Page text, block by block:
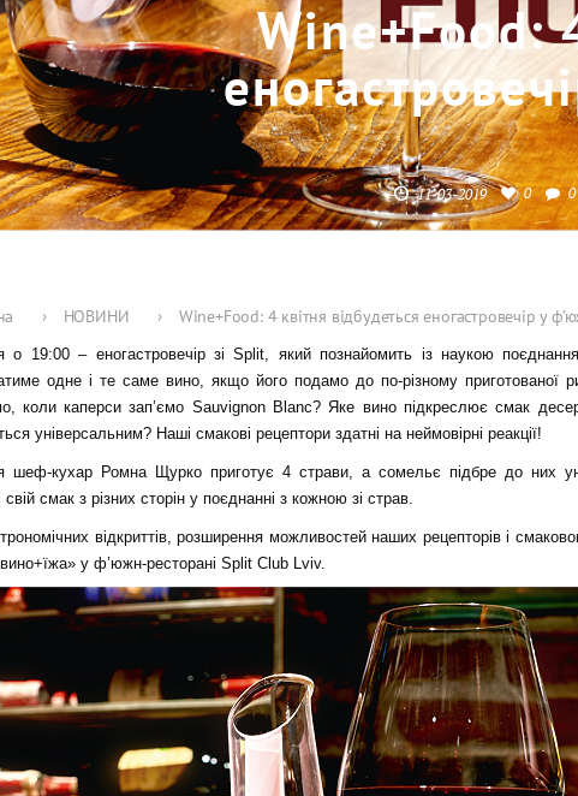
Wine+Food:
11-03-2019 0 0
› НОВИНИ › Wine+Food: 4 квітня відбудеться еногастровечір у
о 19:00 – еногастровечір зі Split, який познайомить із наукою
одне і те саме вино, якщо його подамо до по-різному приготованої
коли каперси зап’ємо Sauvignon Blanc? Яке вино підкреслює смак
універсальним? Наші смакові рецептори здатні на неймовірні реакції!
шеф-кухар Ромна Щурко приготує 4 страви, а сомельє підбре до них
свій смак з різних сторін у поєднанні з кожною зі страв.
відкриттів, розширення можливостей наших рецепторів і
у ф’южн-ресторані Split Club Lviv.